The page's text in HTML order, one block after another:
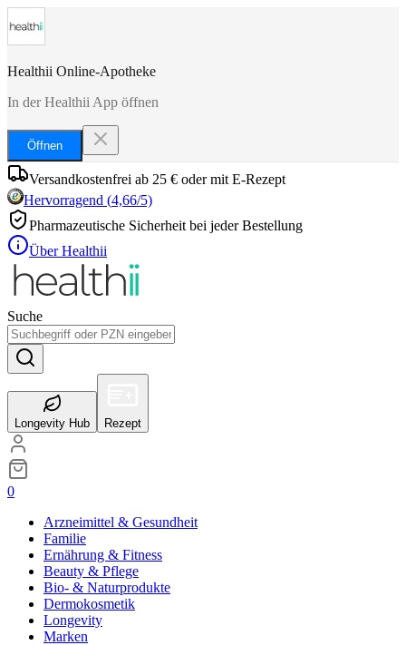
Healthii Online-Apotheke
In der Healthii App öffnen
Öffnen
Versandkostenfrei ab 25 € oder mit E-Rezept
Hervorragend (4,66/5)
Pharmazeutische Sicherheit bei jeder Bestellung
Über Healthii
Suche
Longevity Hub Rezept
0
Arzneimittel & Gesundheit
Familie
Ernährung & Fitness
Beauty & Pflege
Bio- & Naturprodukte
Dermokosmetik
Longevity
Marken